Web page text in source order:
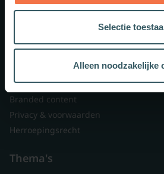
Selectie
Alleen noodzakelijke
Nieuwsbrieven
Veelgestelde vragen
Contact
Branded content
Privacy & voorwaarden
Herroepingsrecht
Thema's